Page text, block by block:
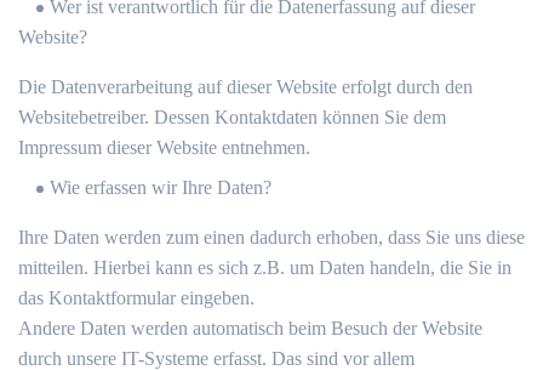
Wer ist verantwortlich für die Datenerfassung auf dieser
Website?
Die Datenverarbeitung auf dieser Website erfolgt durch den
Websitebetreiber. Dessen Kontaktdaten können Sie dem
Impressum dieser Website entnehmen.
Wie erfassen wir Ihre Daten?
Ihre Daten werden zum einen dadurch erhoben, dass Sie uns diese
mitteilen. Hierbei kann es sich z.B. um Daten handeln, die Sie in
das Kontaktformular eingeben.
Andere Daten werden automatisch beim Besuch der Website
durch unsere IT-Systeme erfasst. Das sind vor allem